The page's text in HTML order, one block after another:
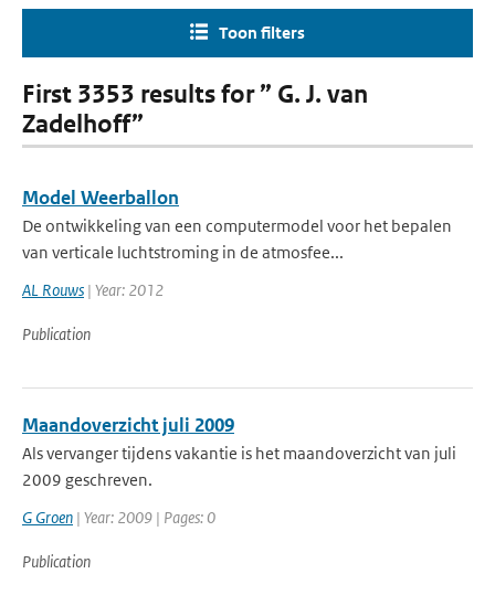
Toon filters
First 3353 results for ” G. J. van
Zadelhoff”
Model Weerballon
De ontwikkeling van een computermodel voor het bepalen
van verticale luchtstroming in de atmosfee...
AL Rouws | Year: 2012
Publication
Maandoverzicht juli 2009
Als vervanger tijdens vakantie is het maandoverzicht van juli
2009 geschreven.
G Groen | Year: 2009 | Pages: 0
Publication